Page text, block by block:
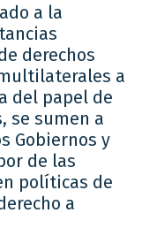
a la
derechos
a
del papel de
se sumen a
Gobiernos y
de las
políticas de
a